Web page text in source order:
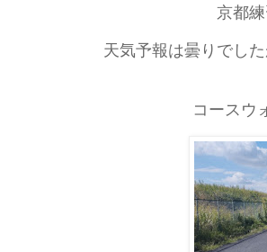
京都
天気予報は曇りでし
コースウ